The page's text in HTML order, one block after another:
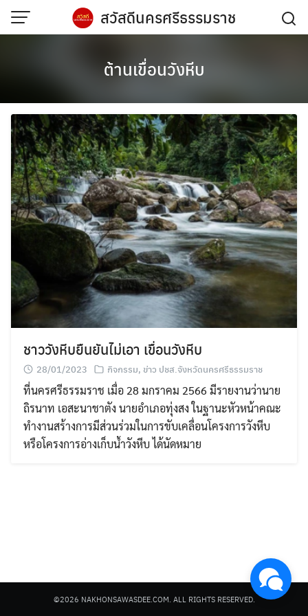
Skip
สวัสดีนครศรีธรรมราช
Search
for:
ต้านเขื่อนวังหีบ
ชาววังหีบยืนยันไม่เอา เขื่อนวังหีบ
28/01/2023 กิจกรรม, ข่าว ปชส.จังหวัดนครศรีธรรมราช
ที่นครศรีธรรมราช เมื่อ 28 มกราคม 2566 มีรายงานว่านาย
ถิรนาท เอสะนาชาตัง นายอำเภอทุ่งสง ในฐานะหัวหน้าคณะ
ทำงานสร้างการมีส่วนร่วมในการขับเคลื่อนโครงการวังหีบ
หรือโครงการอ่างเก็บน้ำวังหีบ ได้นัดหมาย
©2026 NAKHONSAWASDEE.COM. ALL RIGHTS RESERVED.